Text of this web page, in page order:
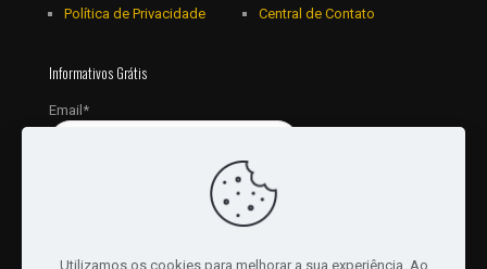
Política de Privacidade
Central de Contato
Informativos Grátis
Email*
Utilizamos os cookies para melhorar a sua experiência. Ao